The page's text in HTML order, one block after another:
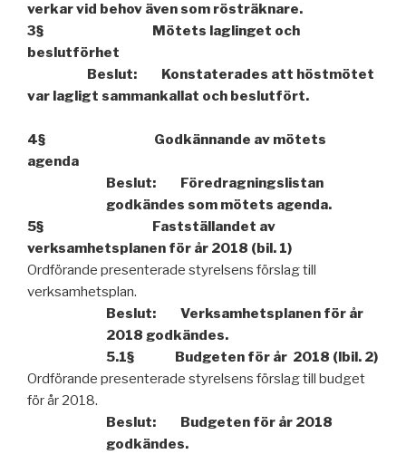
verkar vid behov även som rösträknare.
3§ Mötets laglinget och
beslutförhet
Beslut:
Konstaterades att höstmötet
var lagligt sammankallat och beslutfört.
4§ Godkännande av mötets
agenda
Beslut: Föredragningslistan
godkändes som mötets agenda.
5§ Fastställandet av
verksamhetsplanen för år 2018 (bil. 1)
Ordförande presenterade styrelsens förslag till
verksamhetsplan.
Beslut: Verksamhetsplanen för år
2018 godkändes.
5.1§ Budgeten för år 2018 (lbil. 2)
Ordförande presenterade styrelsens förslag till budget
för år 2018.
Beslut: Budgeten för år 2018
godkändes.